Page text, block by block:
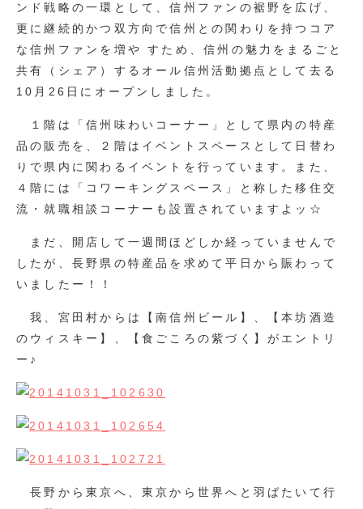
ンド戦略の一環として、信州ファンの裾野を広げ、
更に継続的かつ双方向で信州との関わりを持つコア
な信州ファンを増や すため、信州の魅力をまるごと
共有（シェア）するオール信州活動拠点として去る
10月26日にオープンしました。
１階は「信州味わいコーナー」として県内の特産
品の販売を、２階はイベントスペースとして日替わ
りで県内に関わるイベントを行っています。また、
４階には「コワーキングスペース」と称した移住交
流・就職相談コーナーも設置されていますよッ☆
まだ、開店して一週間ほどしか経っていませんで
したが、長野県の特産品を求めて平日から賑わって
いましたー！！
我、宮田村からは【南信州ビール】、【本坊酒造
のウィスキー】、【食ごころの紫づく】がエントリ
ー♪
長野から東京へ、東京から世界へと羽ばたいて行